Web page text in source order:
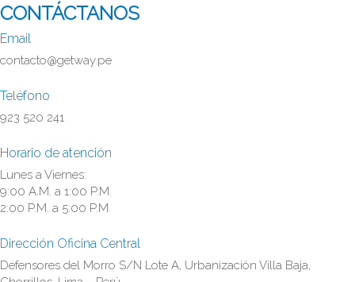
CONTÁCTANOS
Email
contacto@getway.pe
Teléfono
923 520 241
Horario de atención
Lunes a Viernes:
9:00 A.M. a 1:00 P.M.
2:00 P.M. a 5:00 P.M.
Dirección Oficina Central
Defensores del Morro S/N Lote A, Urbanización Villa Baja,